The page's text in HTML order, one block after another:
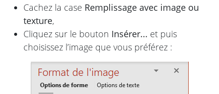
Cachez la case Remplissage avec image ou
texture,
Cliquez sur le bouton Insérer... et puis
choisissez l’image que vous préférez :